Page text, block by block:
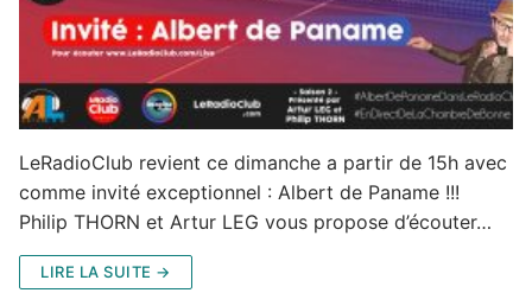
LeRadioClub revient ce dimanche a partir de 15h avec
comme invité exceptionnel : Albert de Paname !!!
Philip THORN et Artur LEG vous propose d’écouter…
LIRE LA SUITE →